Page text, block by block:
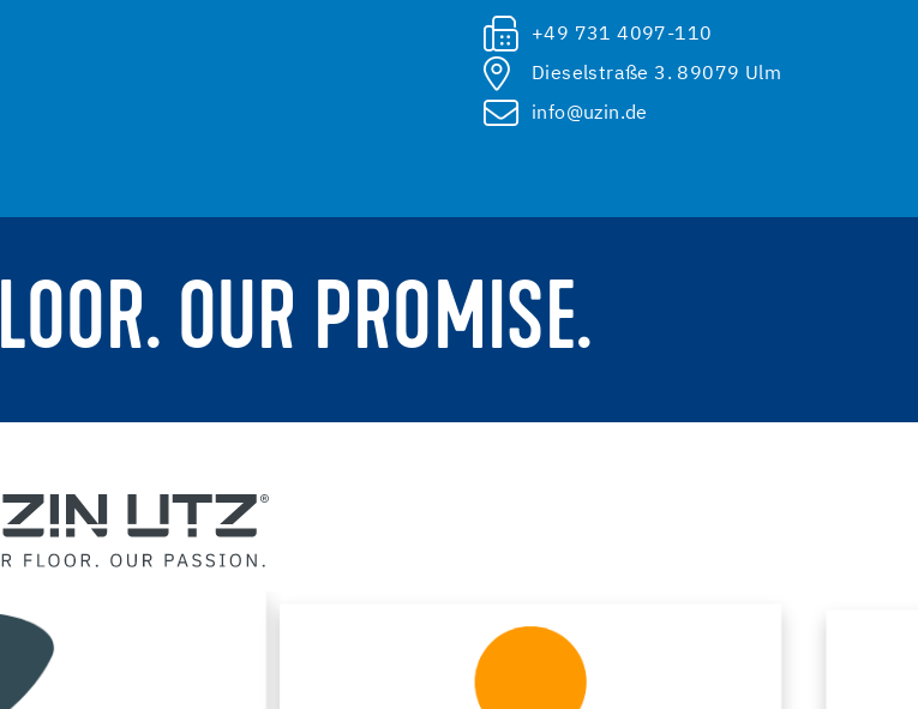
+49 731 4097-110
Dieselstraße 3. 89079 Ulm
info@uzin.de
OUR PROMISE.